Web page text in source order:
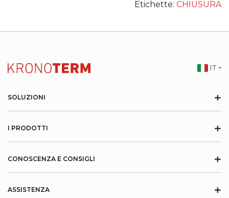
Etichette: CHIUSURA
SOLUZIONI +
I PRODOTTI +
CONOSCENZA E CONSIGLI +
ASSISTENZA +
IT